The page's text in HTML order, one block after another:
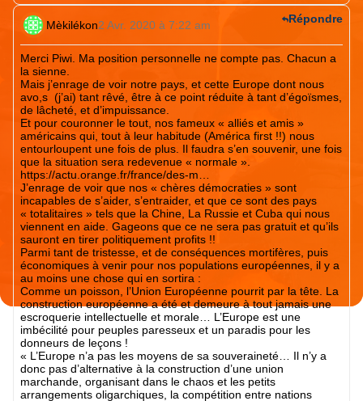
Mèkilékon2 Avr. 2020 à 7:22 am
Merci Piwi. Ma position personnelle ne compte pas. Chacun a
la sienne.
Mais j’enrage de voir notre pays, et cette Europe dont nous
avo,s (j’ai) tant rêvé, être à ce point réduite à tant d’égoïsmes,
de lâcheté, et d’impuissance.
Et pour couronner le tout, nos fameux « alliés et amis »
américains qui, tout à leur habitude (América first !!) nous
entourloupent une fois de plus. Il faudra s’en souvenir, une fois
que la situation sera redevenue « normale ».
https://actu.orange.fr/france/des-m
J’enrage de voir que nos « chères démocraties » sont
incapables de s’aider, s’entraider, et que ce sont des pays
« totalitaires » tels que la Chine, La Russie et Cuba qui nous
viennent en aide. Gageons que ce ne sera pas gratuit et qu’ils
sauront en tirer politiquement profits !!
Parmi tant de tristesse, et de conséquences mortifères, puis
économiques à venir pour nos populations européennes, il y a
au moins une chose qui en sortira :
Comme un poisson, l’Union Européenne pourrit par la tête. La
construction européenne a été et demeure à tout jamais une
escroquerie intellectuelle et morale… L’Europe est une
imbécilité pour peuples paresseux et un paradis pour les
donneurs de leçons !
« L’Europe n’a pas les moyens de sa souveraineté… Il n’y a
donc pas d’alternative à la construction d’une union
marchande, organisant dans le chaos et les petits
arrangements oligarchiques, la compétition entre nations
Répondre